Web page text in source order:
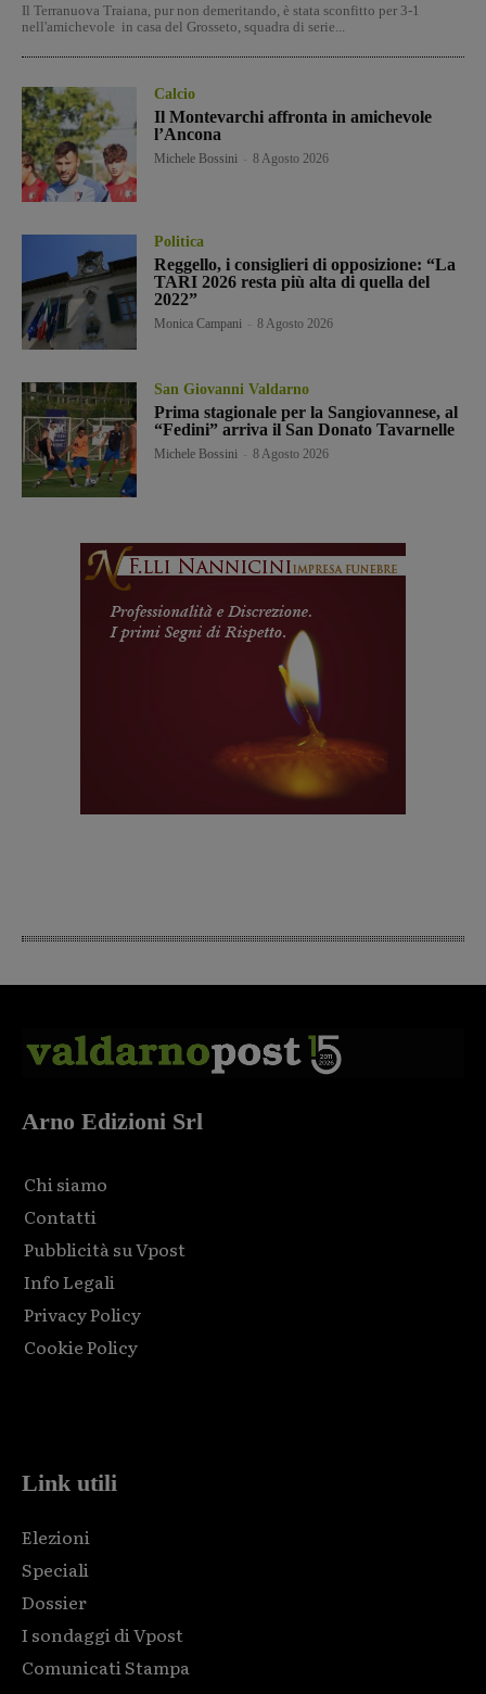
Il Terranuova Traiana, pur non demeritando, è stata sconfitto per 3-1
nell'amichevole in casa del Grosseto, squadra di serie...
Calcio
Il Montevarchi affronta in amichevole
l’Ancona
Michele Bossini 8 Agosto 2026
Politica
Reggello, i consiglieri di opposizione: “La
TARI 2026 resta più alta di quella del
2022”
Monica Campani 8 Agosto 2026
San Giovanni Valdarno
Prima stagionale per la Sangiovannese, al
“Fedini” arriva il San Donato Tavarnelle
Michele Bossini 8 Agosto 2026
Arno Edizioni Srl
Chi siamo
Contatti
Pubblicità su Vpost
Info Legali
Privacy Policy
Cookie Policy
Link utili
Elezioni
Speciali
Dossier
I sondaggi di Vpost
Comunicati Stampa